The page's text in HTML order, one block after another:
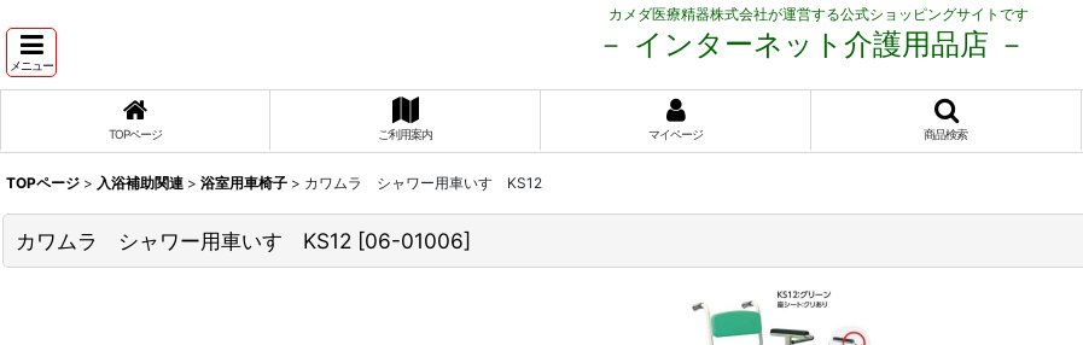
カメダ医療精器株式会社が運営する公式ショッピングサイトです
メニュー
－ インターネット介護用品店 －
TOPページ ご利用案内 マイページ 商品検索
TOPページ > 入浴補助関連 > 浴室用車椅子 > カワムラ シャワー用車いす KS12
カワムラ シャワー用車いす KS12 [06-01006]